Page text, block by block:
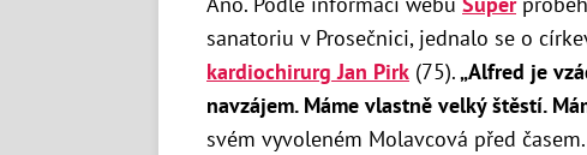
sanatoriu v Prosečnici, jednalo se o
kardiochirurg Jan Pirk (75).„Alfred je
navzájem. Máme vlastně velký štěstí.
svém vyvoleném Molavcová před časem.